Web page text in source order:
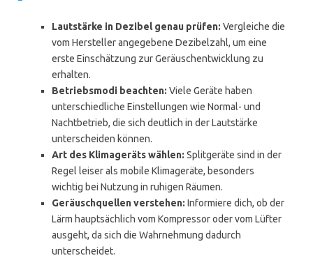
Lautstärke in Dezibel genau prüfen: Vergleiche die
vom Hersteller angegebene Dezibelzahl, um eine
erste Einschätzung zur Geräuschentwicklung zu
erhalten.
Betriebsmodi beachten: Viele Geräte haben
unterschiedliche Einstellungen wie Normal- und
Nachtbetrieb, die sich deutlich in der Lautstärke
unterscheiden können.
Art des Klimageräts wählen: Splitgeräte sind in der
Regel leiser als mobile Klimageräte, besonders
wichtig bei Nutzung in ruhigen Räumen.
Geräuschquellen verstehen: Informiere dich, ob der
Lärm hauptsächlich vom Kompressor oder vom Lüfter
ausgeht, da sich die Wahrnehmung dadurch
unterscheidet.